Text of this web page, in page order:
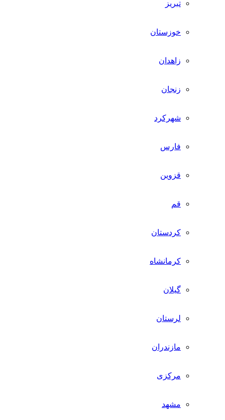
تبریز
خوزستان
زاهدان
زنجان
شهرکرد
فارس
قزوین
قم
کردستان
کرمانشاه
گیلان
لرستان
مازندران
مرکزی
مشهد